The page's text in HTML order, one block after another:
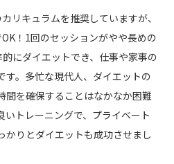
リキュラムを推奨していますが、
！1回のセッションがやや長めの
にダイエットでき、仕事や家事の
す。多忙な現代人、ダイエットの
間を確保することはなかなか困難
いトレーニングで、プライベート
かりとダイエットも成功させまし